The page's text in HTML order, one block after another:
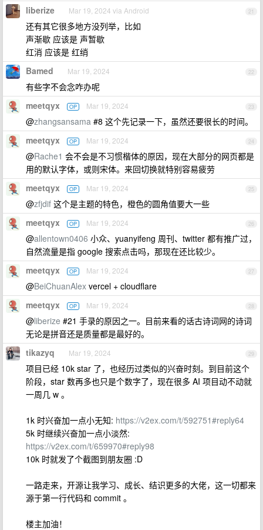
21
liberize Mar 19, 2024 via Android
还有其它很多地方没列举，比如
声渐歇 应该是 声暂歇
红消 应该是 红绡
22
Bamed Mar 19, 2024
有些字不会念咋办呢
23
meetqyx OP Mar 19, 2024
@zhangsansama #8 这个先记录一下，虽然还要很长的时间。
24
meetqyx OP Mar 19, 2024
@Rache1 会不会是不习惯楷体的原因，现在大部分的网页都是
用的默认字体，或则宋体。来回切换就特别容易疲劳
25
meetqyx OP Mar 19, 2024
@zfjdif 这个是主题的特色，橙色的圆角值要大一些
26
meetqyx OP Mar 19, 2024
@allentown0406 小众、yuanyifeng 周刊、twitter 都有推广过，
自然流量是指 google 搜索点击吗，那现在还比较少。
27
meetqyx OP Mar 19, 2024
@BeiChuanAlex vercel + cloudflare
28
meetqyx OP Mar 19, 2024
@liberize #21 手录的原因之一。目前来看的话古诗词网的诗词
无论是拼音还是质量都是最好的。
29
tikazyq Mar 19, 2024
项目已经 10k star 了，也经历过类似的兴奋时刻。到目前这个
阶段，star 数再多也只是个数字了，现在很多 AI 项目动不动就
一周几 w 。
1k 时兴奋加一点小无知: https://v2ex.com/t/592751#reply64
5k 时继续兴奋加一点小淡然:
https://v2ex.com/t/659970#reply98
10k 时就发了个截图到朋友圈 :D
一路走来，开源让我学习、成长、结识更多的大佬，这一切都来
源于第一行代码和 commit 。
楼主加油！